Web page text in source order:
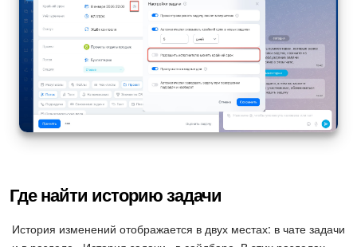
Где найти историю задачи
История изменений отображается в двух местах: в чате задачи